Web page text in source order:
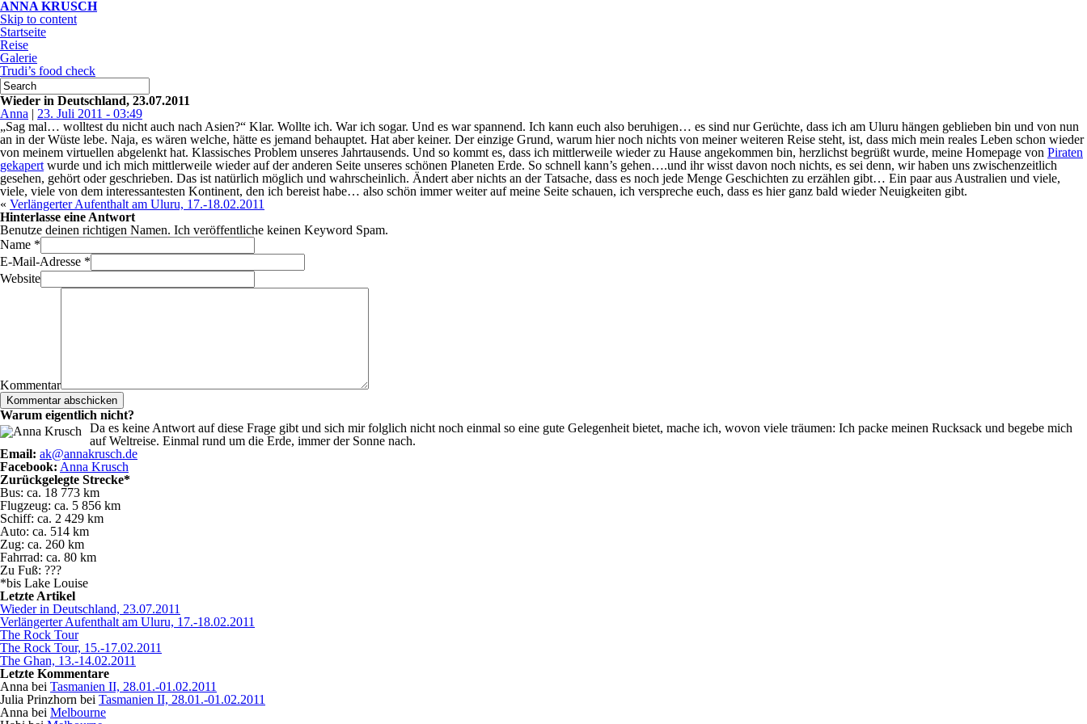
ANNA KRUSCH
Skip to content
Startseite
Reise
Galerie
Trudi’s food check
Wieder in Deutschland, 23.07.2011
Anna | 23. Juli 2011 - 03:49
„Sag mal… wolltest du nicht auch nach Asien?“ Klar. Wollte ich. War ich sogar. Und es war spannend. Ich kann euch also beruhigen… es sind nur Gerüchte, dass ich am Uluru hängen geblieben bin und von nun
an in der Wüste lebe. Naja, es wären welche, hätte es jemand behauptet. Hat aber keiner. Der einzige Grund, warum hier noch nichts von meiner weiteren Reise steht, ist, dass mich mein reales Leben schon wieder
von meinem virtuellen abgelenkt hat. Klassisches Problem unseres Jahrtausends. Und so kommt es, dass ich mittlerweile wieder zu Hause angekommen bin, herzlichst begrüßt wurde, meine Homepage von Piraten
gekapert wurde und ich mich mittlerweile wieder auf der anderen Seite unseres schönen Planeten Erde. So schnell kann’s gehen….und ihr wisst davon noch nichts, es sei denn, wir haben uns zwischenzeitlich
gesehen, gehört oder geschrieben. Das ist natürlich möglich und wahrscheinlich. Ändert aber nichts an der Tatsache, dass es noch jede Menge Geschichten zu erzählen gibt… Ein paar aus Australien und viele,
viele, viele von dem interessantesten Kontinent, den ich bereist habe… also schön immer weiter auf meine Seite schauen, ich verspreche euch, dass es hier ganz bald wieder Neuigkeiten gibt.
« Verlängerter Aufenthalt am Uluru, 17.-18.02.2011
Hinterlasse eine Antwort
Benutze deinen richtigen Namen. Ich veröffentliche keinen Keyword Spam.
Name *
E-Mail-Adresse *
Website
Kommentar
Warum eigentlich nicht?
Da es keine Antwort auf diese Frage gibt und sich mir folglich nicht noch einmal so eine gute Gelegenheit bietet, mache ich, wovon viele träumen: Ich packe meinen Rucksack und begebe mich
auf Weltreise. Einmal rund um die Erde, immer der Sonne nach.
Email: ak@annakrusch.de
Facebook: Anna Krusch
Zurückgelegte Strecke*
Bus: ca. 18 773 km
Flugzeug: ca. 5 856 km
Schiff: ca. 2 429 km
Auto: ca. 514 km
Zug: ca. 260 km
Fahrrad: ca. 80 km
Zu Fuß: ???
*bis Lake Louise
Letzte Artikel
Wieder in Deutschland, 23.07.2011
Verlängerter Aufenthalt am Uluru, 17.-18.02.2011
The Rock Tour
The Rock Tour, 15.-17.02.2011
The Ghan, 13.-14.02.2011
Letzte Kommentare
Anna bei Tasmanien II, 28.01.-01.02.2011
Julia Prinzhorn bei Tasmanien II, 28.01.-01.02.2011
Anna bei Melbourne